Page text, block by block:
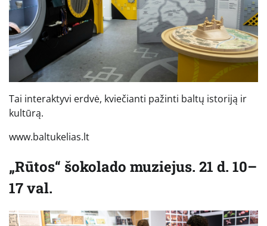
Tai interaktyvi erdvė, kviečianti pažinti baltų istoriją ir
kultūrą.
www.baltukelias.lt
„Rūtos“ šokolado muziejus. 21 d. 10–
17 val.